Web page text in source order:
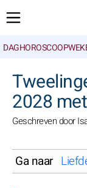
DAGHOROSCOOP
2028
Geschreven door
Ga naar